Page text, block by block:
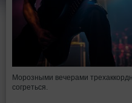
Морозными вечерами
согреться.